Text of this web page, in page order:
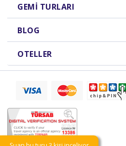
GEMI TURLARI
BLOG
OTELLER